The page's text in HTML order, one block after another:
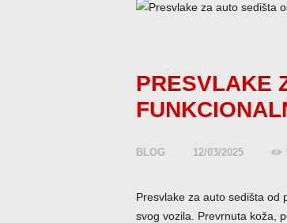
PRESVLAKE
BLOG 12/03/2025
Presvlake za auto sedišta od
svog vozila. Prevrnuta koža,